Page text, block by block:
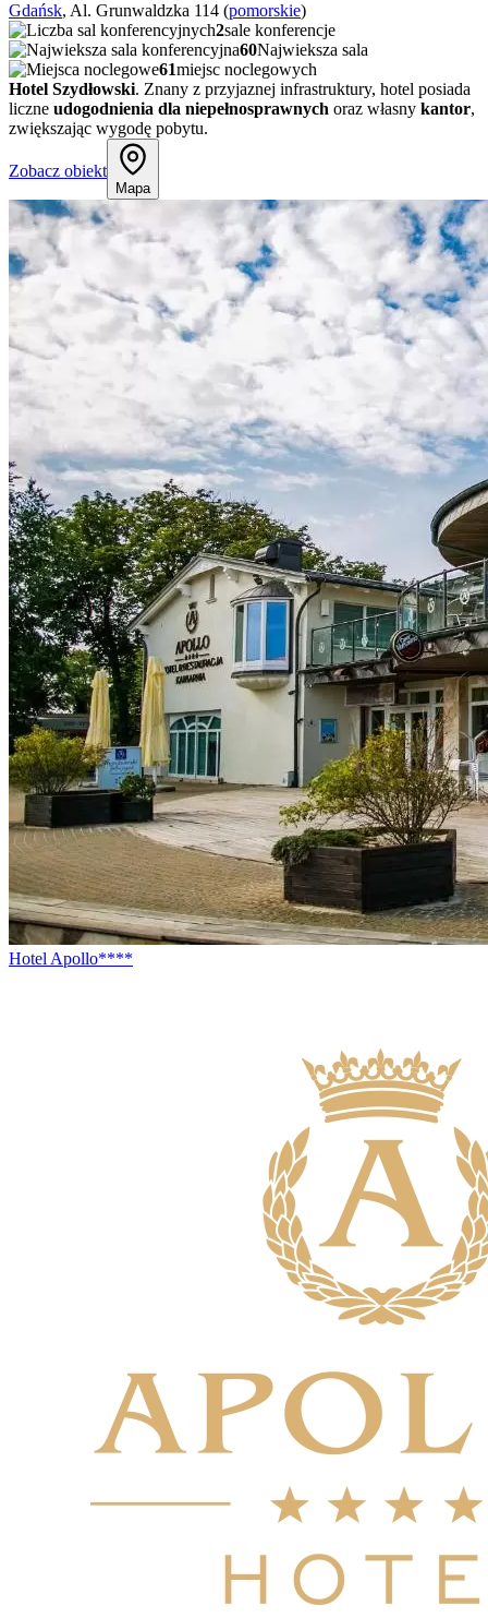
Gdańsk, Al. Grunwaldzka 114 (pomorskie)
2sale konferencje
60Najwieksza sala
61miejsc noclegowych
Hotel Szydłowski. Znany z przyjaznej infrastruktury, hotel posiada
liczne udogodnienia dla niepełnosprawnych oraz własny kantor,
zwiększając wygodę pobytu.
Zobacz obiekt
Mapa
Hotel Apollo****